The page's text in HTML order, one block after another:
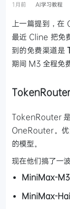
1月前 AI学习教程
上一篇提到，
最近 Cline 把免
到的免费渠道是
期间 M3 全程免
TokenRouter
TokenRouter 是
OneRouter。优
的模型。
现在他们搞了一
MiniMax-M3
MiniMax-